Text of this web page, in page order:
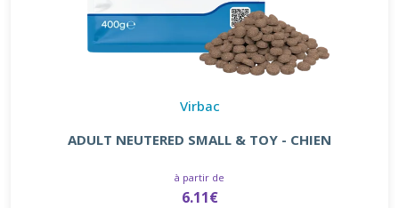
Virbac
ADULT NEUTERED SMALL & TOY - CHIEN
à partir de
6.11€